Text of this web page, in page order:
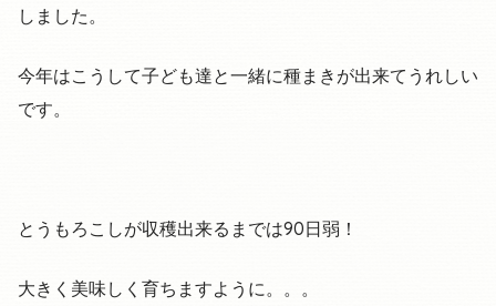
しました。
今年はこうして子ども達と一緒に種まきが出来てうれしい
です。
とうもろこしが収穫出来るまでは90日弱！
大きく美味しく育ちますように。。。